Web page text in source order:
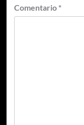
Comentario *